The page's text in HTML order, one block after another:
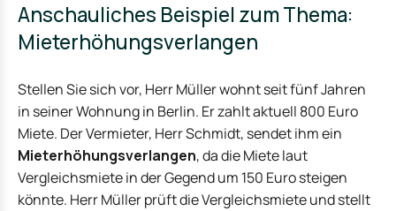
Anschauliches Beispiel zum Thema:
Mieterhöhungsverlangen
Stellen Sie sich vor, Herr Müller wohnt seit fünf Jahren
in seiner Wohnung in Berlin. Er zahlt aktuell 800 Euro
Miete. Der Vermieter, Herr Schmidt, sendet ihm ein
Mieterhöhungsverlangen, da die Miete laut
Vergleichsmiete in der Gegend um 150 Euro steigen
könnte. Herr Müller prüft die Vergleichsmiete und stellt